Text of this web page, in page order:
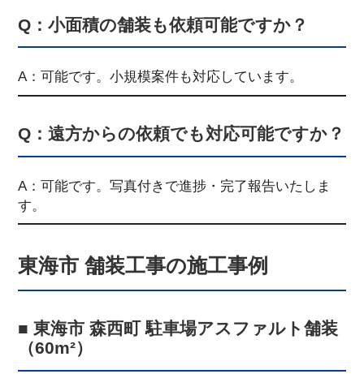
Q：小面積の舗装も依頼可能ですか？
A：可能です。小規模案件も対応しています。
Q：遠方からの依頼でも対応可能ですか？
A：可能です。写真付きで進捗・完了報告いたしま
す。
東海市 舗装工事の施工事例
■ 東海市 森西町 駐車場アスファルト舗装
（60m²）